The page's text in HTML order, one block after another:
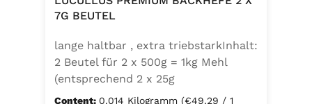
Speisefettsäuren, Folsäure,
Sellerie enthalten.
7G BEUTEL
lange haltbar , extra triebstarkInhalt:
2 Beutel für 2 x 500g = 1kg Mehl
(entsprechend 2 x 25g
Frischhefe)Zutaten: Trockenbackhefe
Content: 0.014 Kilogramm (€49.29 / 1